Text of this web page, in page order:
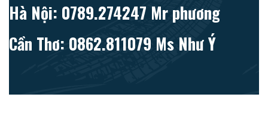
Hà Nội: 0789.274247 Mr phương
Cần Thơ: 0862.811079 Ms Như Ý